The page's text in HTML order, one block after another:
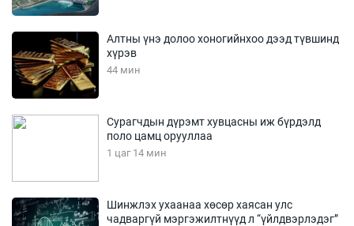
Алтны үнэ долоо хоногийнхоо дээд түвшинд
хүрэв
44 мин
Сурагчдын дүрэмт хувцасны иж бүрдэлд
поло цамц орууллаа
1 цаг 14 мин
Шинжлэх ухаанаа хөсөр хаясан улс
чадваргүй мэргэжилтнүүд л “үйлдвэрлэдэг”